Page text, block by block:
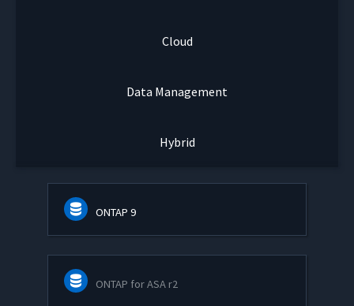
Cloud
Data Management
Hybrid
ONTAP 9
ONTAP for ASA r2